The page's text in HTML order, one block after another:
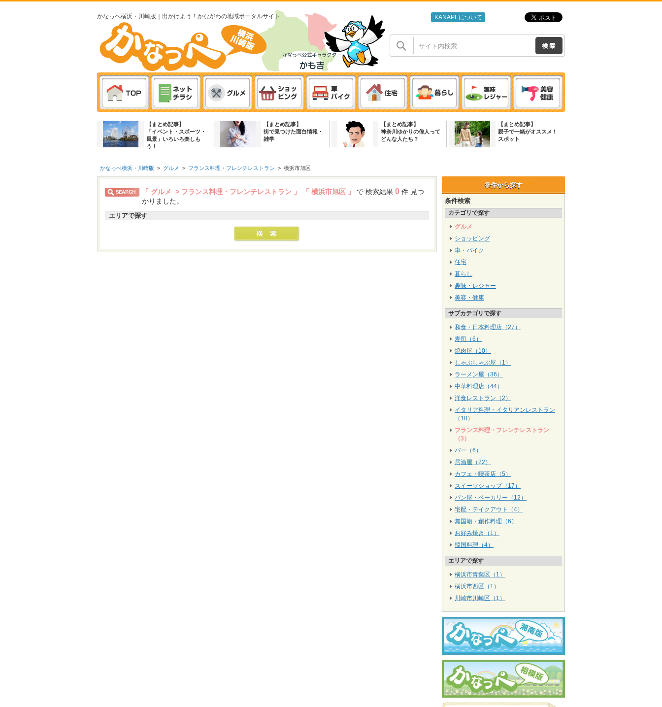
かなっぺ横浜・川崎版｜出かけよう！かながわの地域ポータルサイト KANAPEについて
【まとめ記事】
「イベント・スポーツ・
風景」いろいろ楽しも
う！
【まとめ記事】
街で見つけた面白情報・
雑学
【まとめ記事】
神奈川ゆかりの偉人って
どんな人たち？
【まとめ記事】
親子で一緒がオススメ !
スポット
かなっぺ横浜・川崎版 > グルメ > フランス料理・フレンチレストラン > 横浜市旭区
条件から探す
条件検索
カテゴリで探す
グルメ
ショッピング
車・バイク
住宅
暮らし
趣味・レジャー
美容・健康
サブカテゴリで探す
和食・日本料理店（27）
寿司（6）
焼肉屋（10）
しゃぶしゃぶ屋（1）
ラーメン屋（36）
中華料理店（44）
洋食レストラン（2）
イタリア料理・イタリアンレストラン
（10）
フランス料理・フレンチレストラン
（3）
バー（6）
居酒屋（22）
カフェ・喫茶店（5）
スイーツショップ（17）
パン屋・ベーカリー（12）
宅配・テイクアウト（4）
無国籍・創作料理（6）
お好み焼き（1）
韓国料理（4）
エリアで探す
横浜市青葉区（1）
横浜市西区（1）
川崎市川崎区（1）
「 グルメ > フランス料理・フレンチレストラン 」 「 横浜市旭区 」 で 検索結果 0 件 見つ
かりました。
エリアで探す